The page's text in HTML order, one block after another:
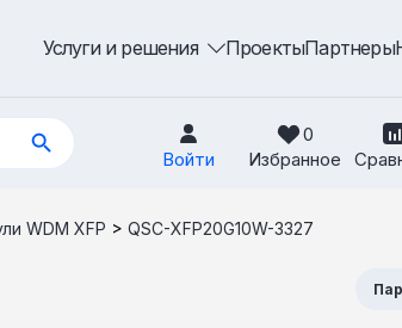
Услуги и решения ПроектыПартнеры
Войти
0
Избранное
WDM XFP > QSC-XFP20G10W-3327